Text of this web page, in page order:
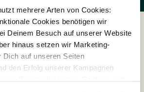
mehrere Arten von Cookies:
Cookies benötigen wir
Deinem Besuch auf unserer Website
hinaus setzen wir Marketing-
auf unseren Seiten
den Erfolg unserer Kampagnen